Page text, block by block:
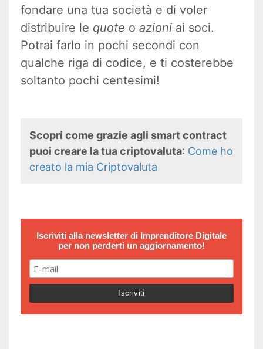
fondare una tua società e di voler
distribuire le quote o azioni ai soci.
Potrai farlo in pochi secondi con
qualche riga di codice, e ti costerebbe
soltanto pochi centesimi!
Scopri come grazie agli smart contract
puoi creare la tua criptovaluta: Come ho
creato la mia Criptovaluta
Iscriviti alla newsletter di Imprenditore Digitale
per non perderti un aggiornamento!